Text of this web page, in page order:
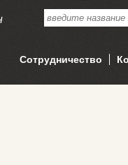
Сотрудничество